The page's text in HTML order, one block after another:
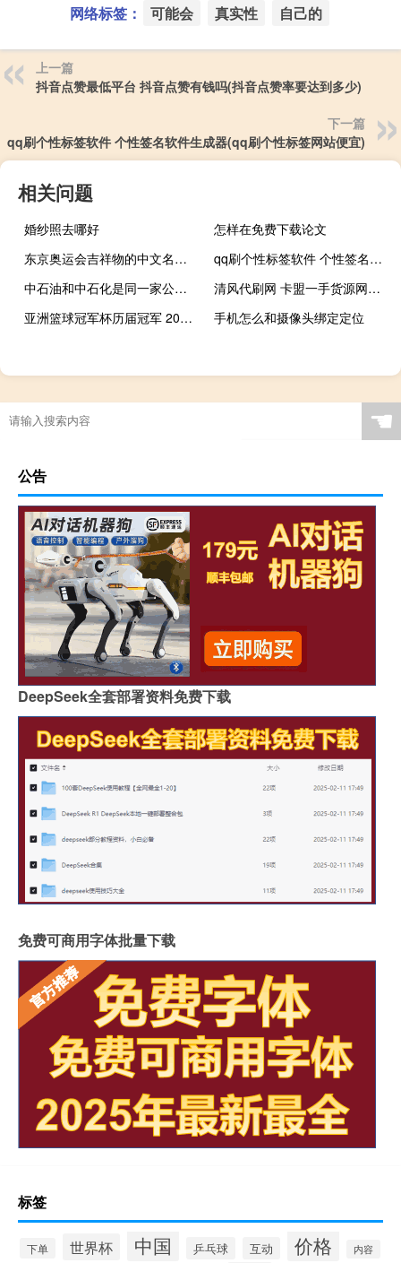
网络标签： 可能会 真实性 自己的
上一篇
抖音点赞最低平台 抖音点赞有钱吗(抖音点赞率要达到多少)
下一篇
qq刷个性标签软件 个性签名软件生成器(qq刷个性标签网站便宜)
相关问题
婚纱照去哪好
怎样在免费下载论文
东京奥运会吉祥物的中文名叫什么 东京奥运会吉祥物寓意
qq刷个性标签软件 个性签名软件生成器(qq刷个性标签网站便宜)
中石油和中石化是同一家公司吗 中国石油化工股份有限公司
清风代刷网 卡盟一手货源网站(清风带刷网)
亚洲篮球冠军杯历届冠军 2019男篮世界杯冠军
手机怎么和摄像头绑定定位
☚
公告
DeepSeek全套部署资料免费下载
免费可商用字体批量下载
标签
下单 世界杯 中国 乒乓球 互动 价格 内容